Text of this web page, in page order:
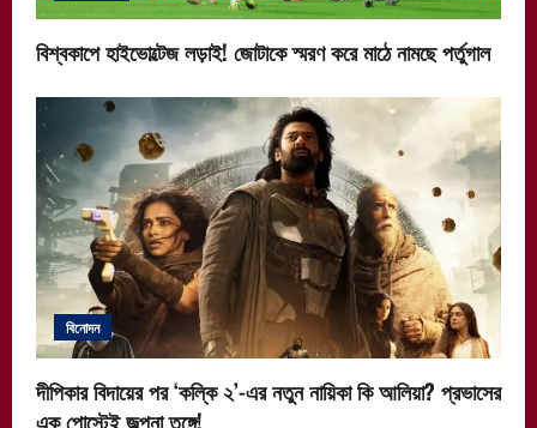
বিশ্বকাপে হাইভোল্টেজ লড়াই! জোটাকে স্মরণ করে মাঠে নামছে পর্তুগাল
বিনোদন
দীপিকার বিদায়ের পর ‘কল্কি ২’-এর নতুন নায়িকা কি আলিয়া? প্রভাসের
এক পোস্টেই জল্পনা তুঙ্গে!